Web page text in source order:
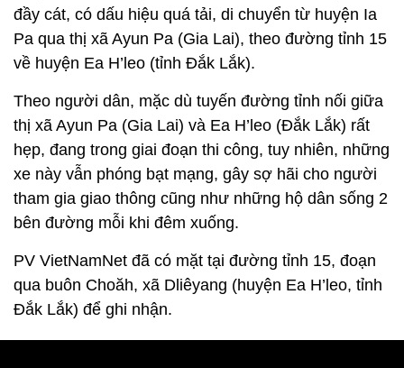
đầy cát, có dấu hiệu quá tải, di chuyển từ huyện Ia
Pa qua thị xã Ayun Pa (Gia Lai), theo đường tỉnh 15
về huyện Ea H’leo (tỉnh Đắk Lắk).
Theo người dân, mặc dù tuyến đường tỉnh nối giữa
thị xã Ayun Pa (Gia Lai) và Ea H’leo (Đắk Lắk) rất
hẹp, đang trong giai đoạn thi công, tuy nhiên, những
xe này vẫn phóng bạt mạng, gây sợ hãi cho người
tham gia giao thông cũng như những hộ dân sống 2
bên đường mỗi khi đêm xuống.
PV VietNamNet đã có mặt tại đường tỉnh 15, đoạn
qua buôn Choăh, xã Dliêyang (huyện Ea H’leo, tỉnh
Đắk Lắk) để ghi nhận.